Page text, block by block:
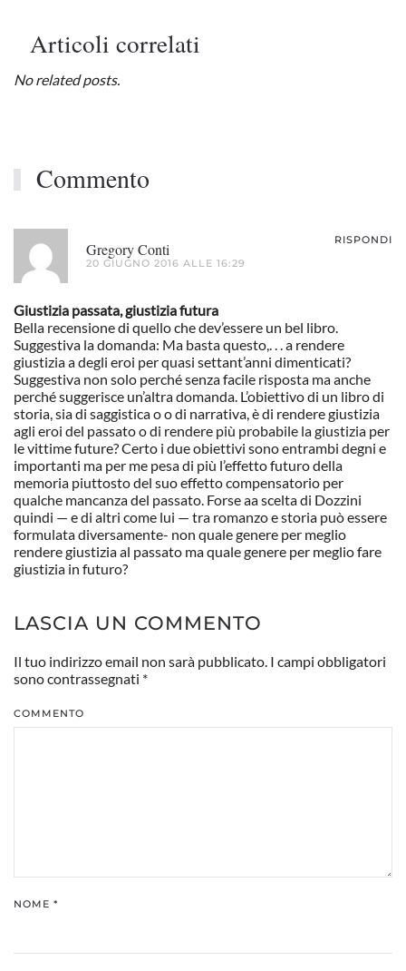
Articoli correlati
No related posts.
Commento
Gregory Conti
20 GIUGNO 2016 ALLE 16:29
RISPONDI
Giustizia passata, giustizia futura
Bella recensione di quello che dev’essere un bel libro.
Suggestiva la domanda: Ma basta questo,. . . a rendere
giustizia a degli eroi per quasi settant’anni dimenticati?
Suggestiva non solo perché senza facile risposta ma anche
perché suggerisce un’altra domanda. L’obiettivo di un libro di
storia, sia di saggistica o o di narrativa, è di rendere giustizia
agli eroi del passato o di rendere più probabile la giustizia per
le vittime future? Certo i due obiettivi sono entrambi degni e
importanti ma per me pesa di più l’effetto futuro della
memoria piuttosto del suo effetto compensatorio per
qualche mancanza del passato. Forse aa scelta di Dozzini
quindi — e di altri come lui — tra romanzo e storia può essere
formulata diversamente- non quale genere per meglio
rendere giustizia al passato ma quale genere per meglio fare
giustizia in futuro?
LASCIA UN COMMENTO
Il tuo indirizzo email non sarà pubblicato. I campi obbligatori
sono contrassegnati *
COMMENTO
NOME *